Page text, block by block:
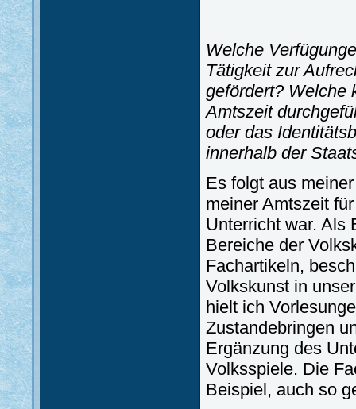
Welche
Tätigkeit zur
gefördert? Welche
Amtszeit
oder das
innerhalb der
Es folgt aus
meiner Amtszeit
Unterricht war. Als
Bereiche der
Fachartikeln,
Volkskunst in
hielt ich
Zustandebringen
Ergänzung des
Volksspiele. Die
Beispiel, auch so